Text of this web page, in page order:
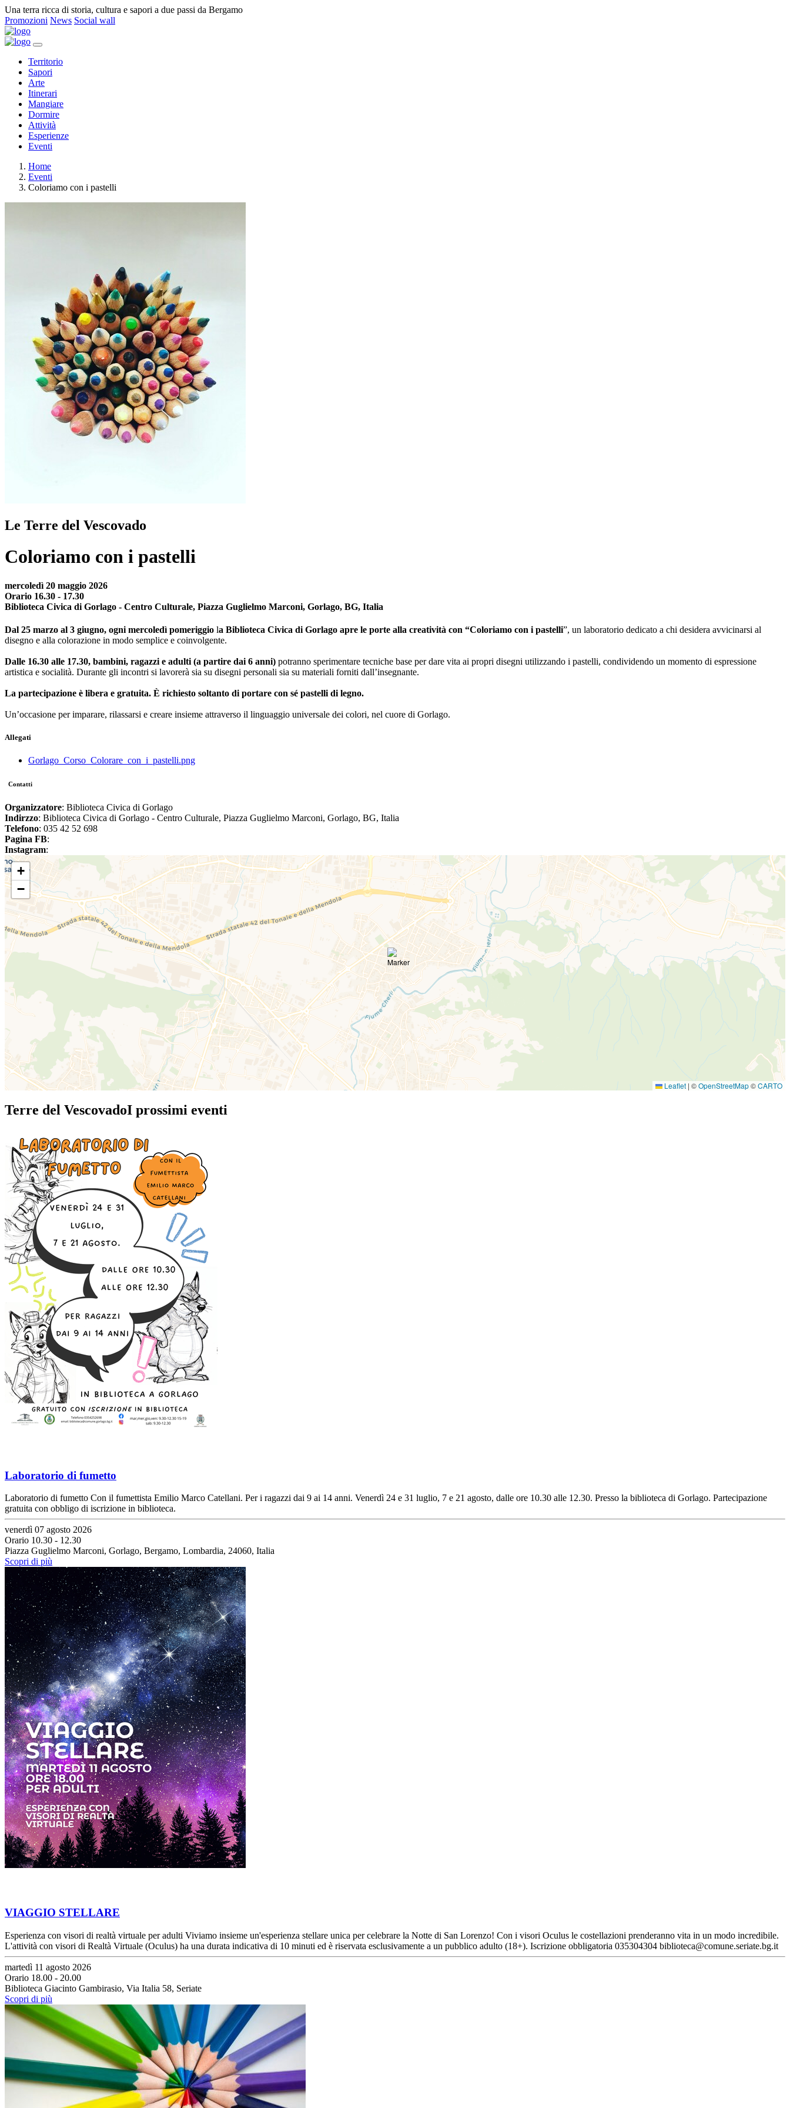
Una terra ricca di storia, cultura e sapori a due passi da Bergamo
Promozioni News Social wall
Territorio
Sapori
Arte
Itinerari
Mangiare
Dormire
Attività
Esperienze
Eventi
Home
Eventi
Coloriamo con i pastelli
Le Terre del Vescovado
Coloriamo con i pastelli
mercoledì 20 maggio 2026
Orario 16.30 - 17.30
Biblioteca Civica di Gorlago - Centro Culturale, Piazza Guglielmo Marconi, Gorlago, BG, Italia
Dal 25 marzo al 3 giugno, ogni mercoledì pomeriggio la Biblioteca Civica di Gorlago apre le porte alla creatività con “Coloriamo con i pastelli”, un laboratorio dedicato a chi desidera avvicinarsi al
disegno e alla colorazione in modo semplice e coinvolgente.
Dalle 16.30 alle 17.30, bambini, ragazzi e adulti (a partire dai 6 anni) potranno sperimentare tecniche base per dare vita ai propri disegni utilizzando i pastelli, condividendo un momento di espressione
artistica e socialità. Durante gli incontri si lavorerà sia su disegni personali sia su materiali forniti dall’insegnante.
La partecipazione è libera e gratuita. È richiesto soltanto di portare con sé pastelli di legno.
Un’occasione per imparare, rilassarsi e creare insieme attraverso il linguaggio universale dei colori, nel cuore di Gorlago.
Allegati
Gorlago_Corso_Colorare_con_i_pastelli.png
Contatti
Organizzatore: Biblioteca Civica di Gorlago
Indirzzo: Biblioteca Civica di Gorlago - Centro Culturale, Piazza Guglielmo Marconi, Gorlago, BG, Italia
Telefono: 035 42 52 698
Pagina FB:
Instagram:
+
−
Leaflet | ©OpenStreetMap©CARTO
Terre del VescovadoI prossimi eventi
Laboratorio di fumetto
Laboratorio di fumetto Con il fumettista Emilio Marco Catellani. Per i ragazzi dai 9 ai 14 anni. Venerdì 24 e 31 luglio, 7 e 21 agosto, dalle ore 10.30 alle 12.30. Presso la biblioteca di Gorlago. Partecipazione
gratuita con obbligo di iscrizione in biblioteca.
venerdì 07 agosto 2026
Orario 10.30 - 12.30
Piazza Guglielmo Marconi, Gorlago, Bergamo, Lombardia, 24060, Italia
Scopri di più
VIAGGIO STELLARE
Esperienza con visori di realtà virtuale per adulti Viviamo insieme un'esperienza stellare unica per celebrare la Notte di San Lorenzo! Con i visori Oculus le costellazioni prenderanno vita in un modo incredibile.
L'attività con visori di Realtà Virtuale (Oculus) ha una durata indicativa di 10 minuti ed è riservata esclusivamente a un pubblico adulto (18+). Iscrizione obbligatoria 035304304 biblioteca@comune.seriate.bg.it
martedì 11 agosto 2026
Orario 18.00 - 20.00
Biblioteca Giacinto Gambirasio, Via Italia 58, Seriate
Scopri di più